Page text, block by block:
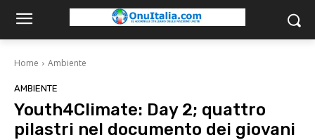
Home Ambiente
AMBIENTE
Youth4Climate: Day 2; quattro
pilastri nel documento dei giovani